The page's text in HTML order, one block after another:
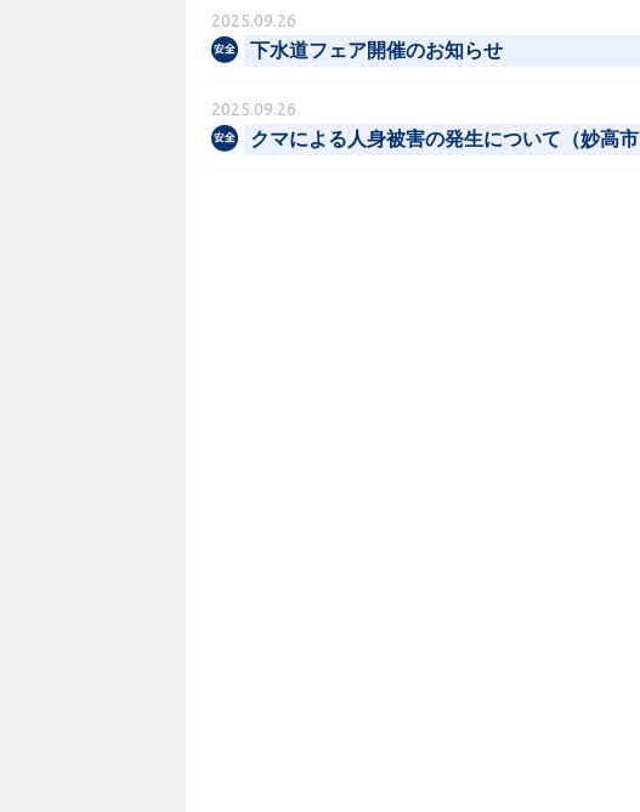
2025.09.26
下水道フェア開催のお知らせ
2025.09.26
クマによる人身被害の発生について（妙高市